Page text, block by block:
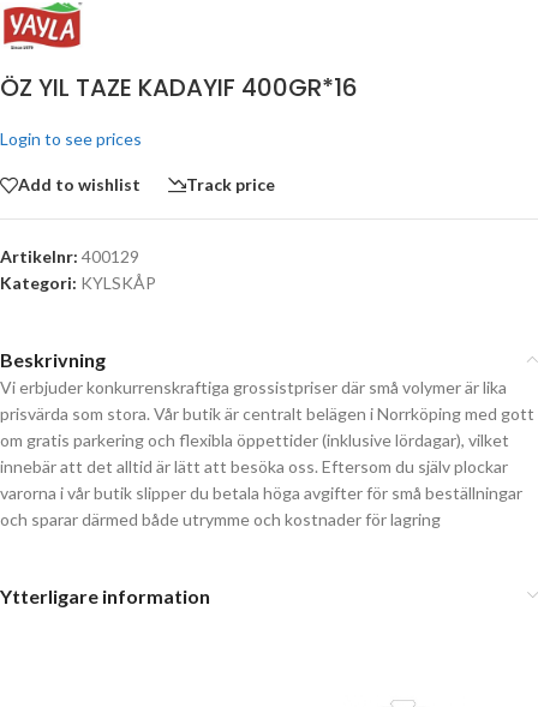
ÖZ YIL TAZE KADAYIF 400GR*16
Login to see prices
Add to wishlist Track price
Artikelnr: 400129
Kategori: KYLSKÅP
Beskrivning
Vi erbjuder konkurrenskraftiga grossistpriser där små volymer är lika
prisvärda som stora. Vår butik är centralt belägen i Norrköping med gott
om gratis parkering och flexibla öppettider (inklusive lördagar), vilket
innebär att det alltid är lätt att besöka oss. Eftersom du själv plockar
varorna i vår butik slipper du betala höga avgifter för små beställningar
och sparar därmed både utrymme och kostnader för lagring
Ytterligare information